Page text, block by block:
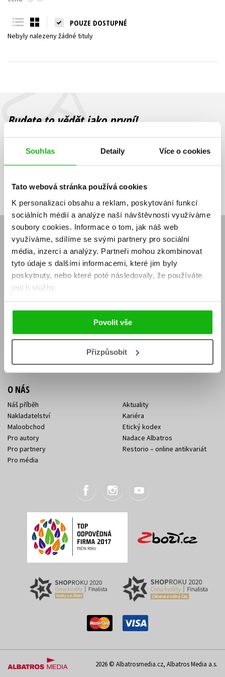
Souhlas Detaily Více o cookies
Tato webová stránka používá cookies
K personalizaci obsahu a reklam, poskytování funkcí
sociálních médií a analýze naší návštěvnosti využíváme
soubory cookies. Informace o tom, jak náš web
využíváme, sdílíme se svými partnery pro sociální
média, inzerci a analýzy. Partneři mohou zkombinovat
tyto údaje s dalšími informacemi, které jim byly
poskytnuty, nebo které poté následovaly, že používáte
jejich služby.
Povolit vše
Přizpůsobit
Young adult (SK)
Všechny tituly
POUZE DOSTUPNÉ
Nebyly nalezeny žádné tituly
Budete to vědět jako první!
Zajímá Vás, jaký knižní hit právě vychází, na jaké zboží je výhodná
sleva, jaká běží soutěž o ceny? Přihlášením k odběru našich e-
souhlasíte se zpracováním osobních údajů
mailová
adresa
mailová
adresa
Vaše e-mailová adresa Přihlásit se
E-SHOP
Aktuality
Naši autoři
Obchodní podmínky
Jak nakoupit
Knižní novinky
Dárkové poukazy
Affiliate program
KONTAKTY
Sídlo společnosti
Kontakty Albatros Media
O NÁS
Náš příběh
Nakladatelství
Maloobchod
Pro autory
Pro partnery
Pro média
Aktuality
Kariéra
Etický kodex
Nadace Albatros
Restorio – online antikvariát
2026 © Albatrosmedia.cz, Albatros Media a.s.